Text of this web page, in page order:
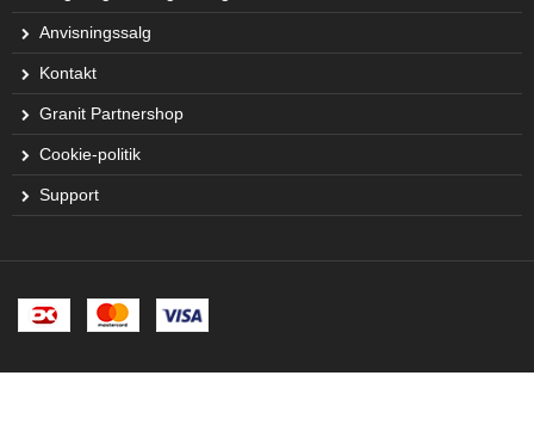
Anvisningssalg
Kontakt
Granit Partnershop
Cookie-politik
Support